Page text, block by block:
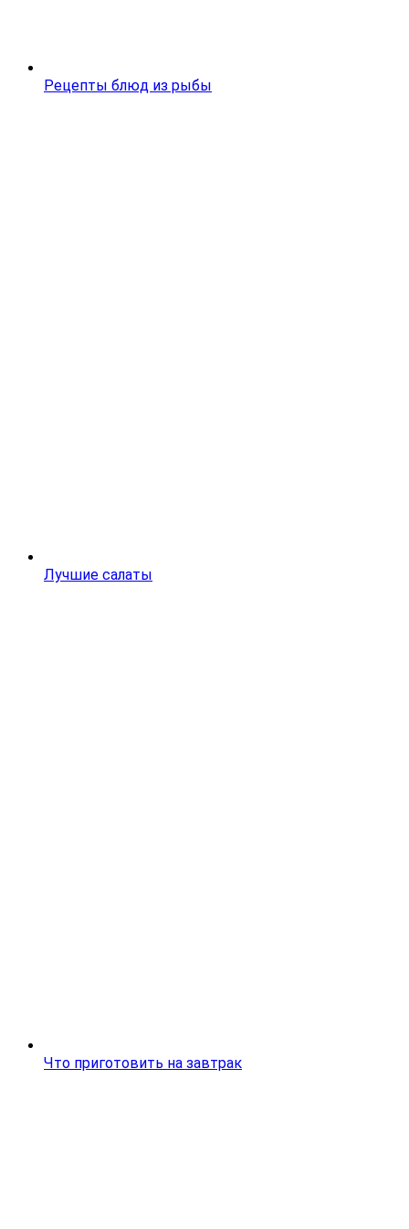
Рецепты блюд из рыбы
Лучшие салаты
Что приготовить на завтрак